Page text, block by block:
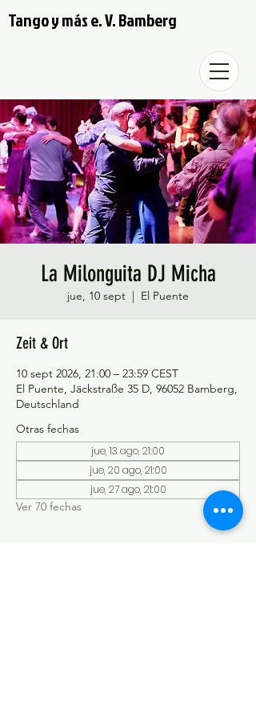
Tango y más e. V. Bamberg
La Milonguita DJ Micha
jue, 10 sept
  |
El Puente
Zeit & Ort
10 sept 2026, 21:00 – 23:59 CEST
El Puente, Jäckstraße 35 D, 96052 Bamberg,
Deutschland
Otras fechas
jue, 13 ago, 21:00
jue, 20 ago, 21:00
jue, 27 ago, 21:00
Ver 70 fechas